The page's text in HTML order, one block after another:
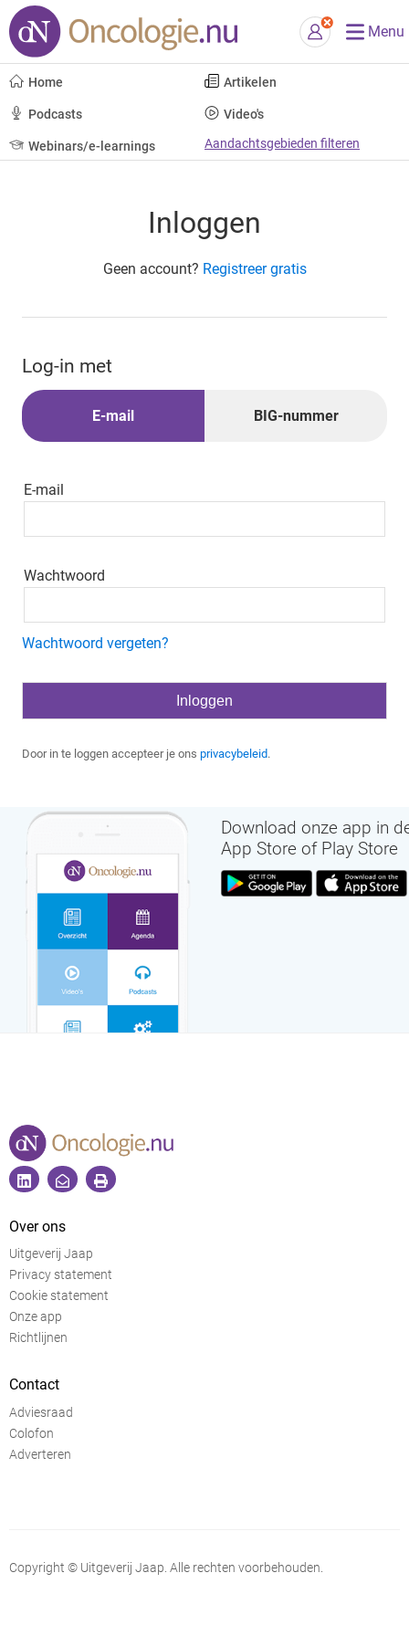
Menu
Home Artikelen
Podcasts Video's
Webinars/e-learnings Aandachtsgebieden filteren
Inloggen
Geen account? Registreer gratis
Log-in met
E-mail
E-mail
Wachtwoord
Wachtwoord vergeten?
Door in te loggen accepteer je ons privacybeleid.
BIG-nummer
Download onze app in
App Store of Play Store
Over ons
Uitgeverij Jaap
Privacy statement
Cookie statement
Onze app
Richtlijnen
Contact
Adviesraad
Colofon
Adverteren
Copyright © Uitgeverij Jaap. Alle rechten voorbehouden.